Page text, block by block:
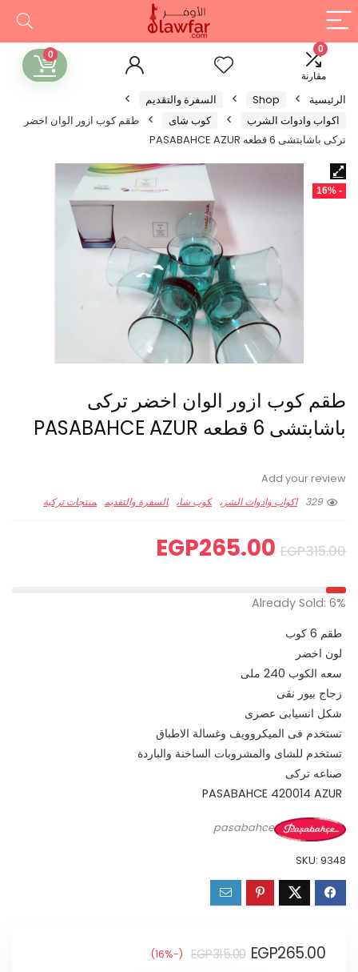
0
مقارنة
0
الرئيسية Shop
السفرة والتقديم
اكواب وادوات الشرب
كوب شاى
طقم كوب ازور الوان اخضر
تركى باشابتشى 6 قطعه PASABAHCE AZUR
- 16%
طقم كوب ازور الوان اخضر تركى
باشابتشى 6 قطعه PASABAHCE AZUR
Add your review
329
اكواب وادوات الشرب كوب شاى السفرة والتقديم منتجات تركية
EGP315.00
EGP265.00
Already Sold: 6%
طقم 6 كوب
لون اخضر
سعه الكوب 240 ملى
زجاج بيور نقى
شكل انسيابى عصرى
تستخدم فى الميكروويف وغسالة الاطباق
تستخدم للشاى والمشروبات الساخنة والباردة
صناعه تركى
PASABAHCE 420014 AZUR
pasabahce
SKU: 9348
EGP315.00 EGP265.00
(-16%)